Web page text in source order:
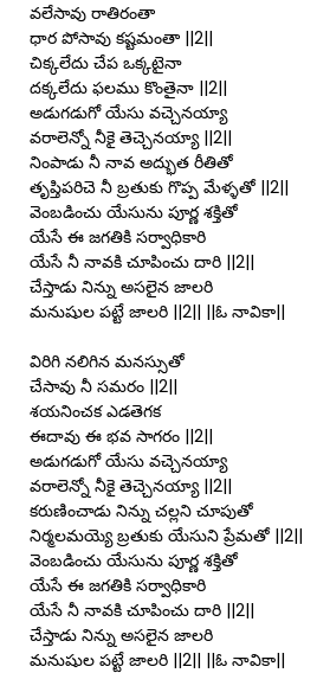
వలేసావు రాతిరంతా
ధార పోసావు కష్టమంతా ||2||
చిక్కలేదు చేప ఒక్కటైనా
దక్కలేదు ఫలము కొంతైనా ||2||
అడుగడుగో యేసు వచ్చెనయ్యా
వరాలెన్నో నీకై తెచ్చెనయ్యా ||2||
నింపాడు నీ నావ అద్భుత రీతితో
తృప్తిపరిచె నీ బ్రతుకు గొప్ప మేళ్ళతో ||2||
వెంబడించు యేసును పూర్ణ శక్తితో
యేసే ఈ జగతికి సర్వాధికారి
యేసే నీ నావకి చూపించు దారి ||2||
చేస్తాడు నిన్ను అసలైన జాలరి
మనుషుల పట్టే జాలరి ||2|| ||ఓ నావికా||
విరిగి నలిగిన మనస్సుతో
చేసావు నీ సమరం ||2||
శయనించక ఎడతెగక
ఈదావు ఈ భవ సాగరం ||2||
అడుగడుగో యేసు వచ్చెనయ్యా
వరాలెన్నో నీకై తెచ్చెనయ్యా ||2||
కరుణించాడు నిన్ను చల్లని చూపుతో
నిర్మలమయ్యె బ్రతుకు యేసుని ప్రేమతో ||2||
వెంబడించు యేసును పూర్ణ శక్తితో
యేసే ఈ జగతికి సర్వాధికారి
యేసే నీ నావకి చూపించు దారి ||2||
చేస్తాడు నిన్ను అసలైన జాలరి
మనుషుల పట్టే జాలరి ||2|| ||ఓ నావికా||